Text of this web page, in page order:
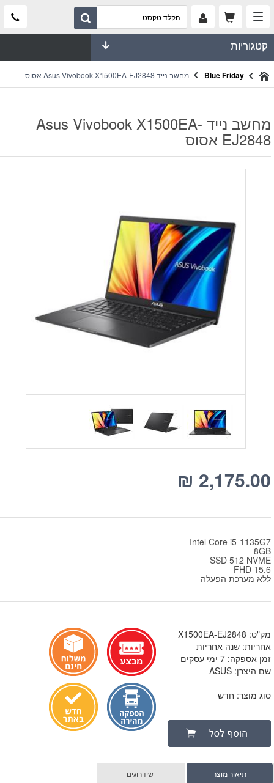
קטגוריות
Blue Friday מחשב נייד Asus Vivobook X1500EA-EJ2848 אסוס
מחשב נייד Asus Vivobook X1500EA-
EJ2848 אסוס
2,175.00
₪
Intel Core i5-1135G7
8GB
SSD 512 NVME
15.6 FHD
ללא מערכת הפעלה
מק"ט: X1500EA-EJ2848
אחריות: שנה אחריות
זמן אספקה: 7 ימי עסקים
שם היצרן: ASUS
סוג מוצר: חדש
תיאור מוצר שידרוגים